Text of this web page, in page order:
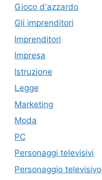
Gioco d'azzardo
Gli imprenditori
Imprenditori
Impresa
Istruzione
Legge
Marketing
Moda
PC
Personaggi televisivi
Personaggio televisivo